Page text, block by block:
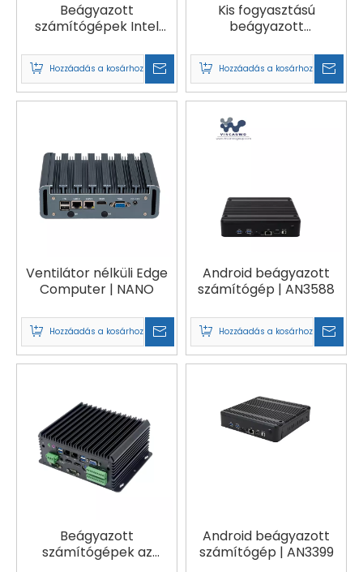
Beágyazott
számítógépek Intel
processzorokkal és
GPIO-val | RK35-6L/7L
Hozzáadás a kosárhoz
Kis fogyasztású
beágyazott
ARE-4L
Hozzáadás a kosárhoz
Ventilátor nélküli Edge
Computer | NANO
Hozzáadás a kosárhoz
Android beágyazott
számítógép | AN3588
Hozzáadás a kosárhoz
Beágyazott
számítógépek az
Android beágyazott
számítógép | AN3399